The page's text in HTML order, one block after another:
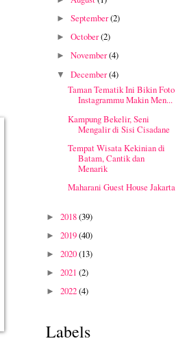
►September(2)
►October(2)
►November(4)
▼December(4)
Taman Tematik Ini Bikin Foto
Instagrammu Makin Men...
Kampung Bekelir, Seni
Mengalir di Sisi Cisadane
Tempat Wisata Kekinian di
Batam, Cantik dan
Menarik
Maharani Guest House Jakarta
► 2018(39)
► 2019(40)
► 2020(13)
► 2021 (2)
► 2022(4)
Labels